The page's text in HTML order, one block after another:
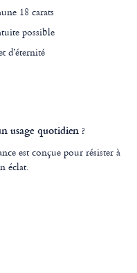
18 carats
possible
d’éternité
usage quotidien ?
est conçue pour résister à
éclat.